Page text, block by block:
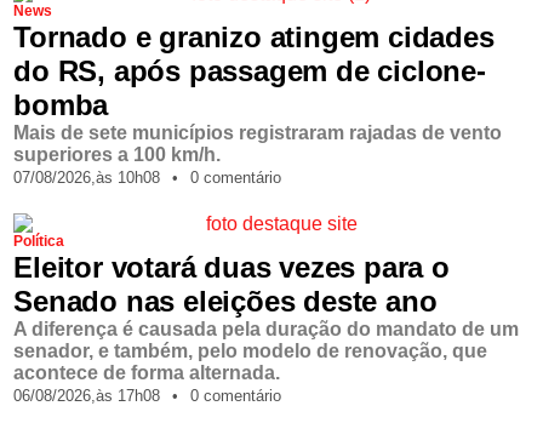
News
Tornado e granizo atingem cidades
do RS, após passagem de ciclone-
bomba
Mais de sete municípios registraram rajadas de vento
superiores a 100 km/h.
07/08/2026,às 10h08 • 0 comentário
Política
Eleitor votará duas vezes para o
Senado nas eleições deste ano
A diferença é causada pela duração do mandato de um
senador, e também, pelo modelo de renovação, que
acontece de forma alternada.
06/08/2026,às 17h08 • 0 comentário